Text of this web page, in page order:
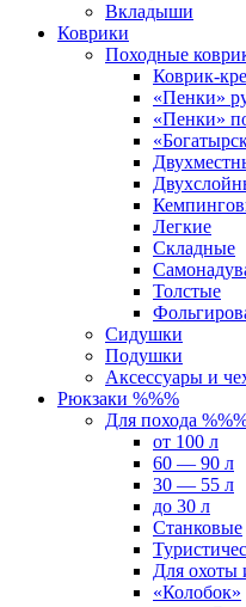
Вкладыши
Коврики
Походные
Коврик-
«Пенки»
«Пенки»
Легкие
Складные
Толстые
Сидушки
Подушки
Аксессуары и
Рюкзаки %%%
Для похода
от 100 л
60 — 90 л
30 — 55 л
до 30 л
Станковые
Для охоты
«Колобок»